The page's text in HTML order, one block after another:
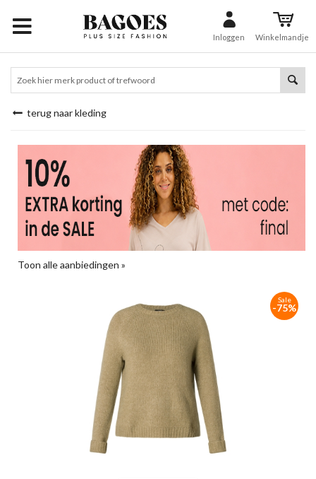
Inloggen Winkelmandje
terug naar kleding
Toon alle aanbiedingen »
Sale
-75%